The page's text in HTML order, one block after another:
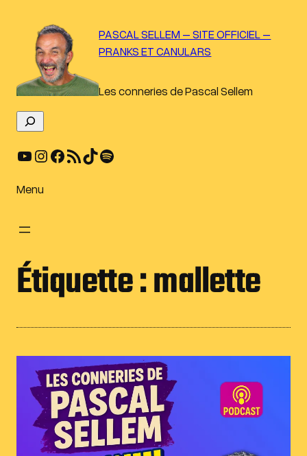
contenu
PASCAL SELLEM – SITE OFFICIEL –
PRANKS ET CANULARS
Les conneries de Pascal Sellem
e
c
e
YouTube Instagram Facebook Flux RSS TikTok Spotify
Menu
Étiquette :mallette